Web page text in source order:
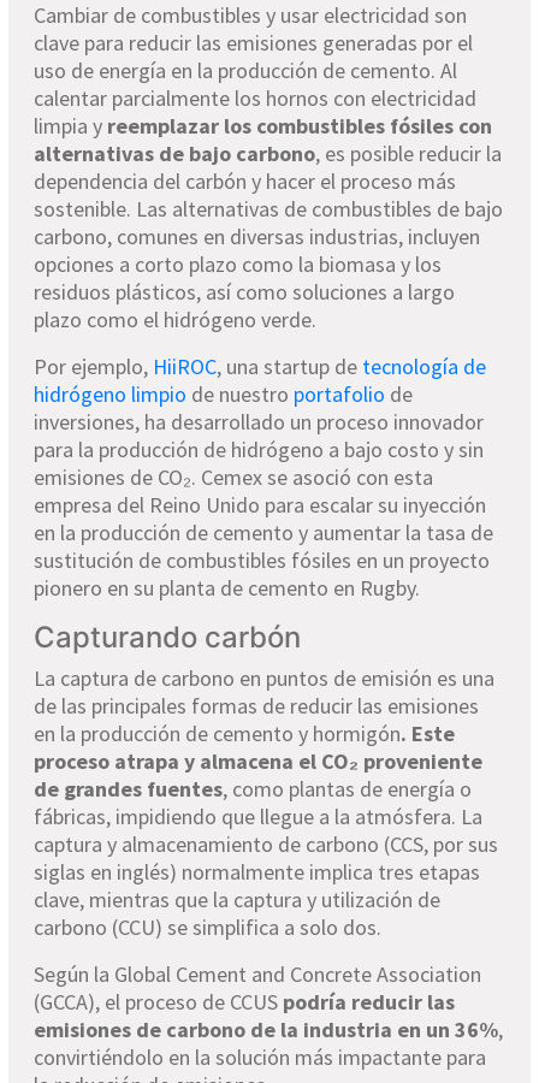
Cambiar de combustibles y usar electricidad son
clave para reducir las emisiones generadas por el
uso de energía en la producción de cemento. Al
calentar parcialmente los hornos con electricidad
limpia y reemplazar los combustibles fósiles con
alternativas de bajo carbono, es posible reducir la
dependencia del carbón y hacer el proceso más
sostenible. Las alternativas de combustibles de bajo
carbono, comunes en diversas industrias, incluyen
opciones a corto plazo como la biomasa y los
residuos plásticos, así como soluciones a largo
plazo como el hidrógeno verde.
Por ejemplo, HiiROC, una startup de tecnología de
hidrógeno limpio de nuestro portafolio de
inversiones, ha desarrollado un proceso innovador
para la producción de hidrógeno a bajo costo y sin
emisiones de CO₂. Cemex se asoció con esta
empresa del Reino Unido para escalar su inyección
en la producción de cemento y aumentar la tasa de
sustitución de combustibles fósiles en un proyecto
pionero en su planta de cemento en Rugby.
Capturando carbón
La captura de carbono en puntos de emisión es una
de las principales formas de reducir las emisiones
en la producción de cemento y hormigón. Este
proceso atrapa y almacena el CO₂ proveniente
de grandes fuentes, como plantas de energía o
fábricas, impidiendo que llegue a la atmósfera. La
captura y almacenamiento de carbono (CCS, por sus
siglas en inglés) normalmente implica tres etapas
clave, mientras que la captura y utilización de
carbono (CCU) se simplifica a solo dos.
Según la Global Cement and Concrete Association
(GCCA), el proceso de CCUS podría reducir las
emisiones de carbono de la industria en un 36%,
convirtiéndolo en la solución más impactante para